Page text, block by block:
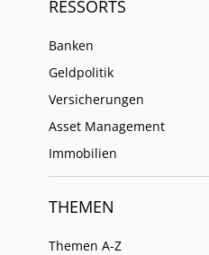
RESSORTS
Banken
Geldpolitik
Versicherungen
Asset Management
Immobilien
THEMEN
Themen A-Z